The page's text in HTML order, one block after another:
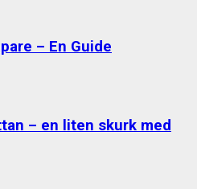
– En Guide
– en liten skurk med